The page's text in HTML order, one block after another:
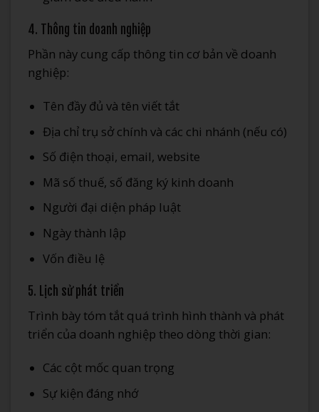
4. Thông tin doanh nghiệp
Phần này cung cấp thông tin cơ bản về doanh
nghiệp:
Tên đầy đủ và tên viết tắt
Địa chỉ trụ sở chính và các chi nhánh (nếu có)
Số điện thoại, email, website
Mã số thuế, số đăng ký kinh doanh
Người đại diện pháp luật
Ngày thành lập
Vốn điều lệ
5. Lịch sử phát triển
Trình bày tóm tắt quá trình hình thành và phát
triển của doanh nghiệp theo dòng thời gian:
Các cột mốc quan trọng
Sự kiện đáng nhớ